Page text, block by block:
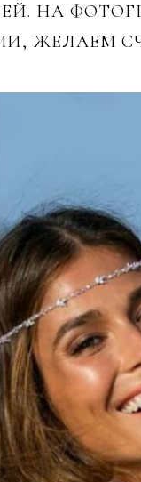
НА
ЖЕЛАЕМ